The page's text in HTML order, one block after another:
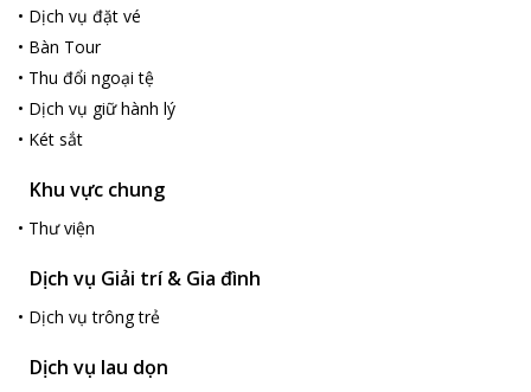
• Dịch vụ đặt vé
• Bàn Tour
• Thu đổi ngoại tệ
• Dịch vụ giữ hành lý
• Két sắt
Khu vực chung
• Thư viện
Dịch vụ Giải trí & Gia đình
• Dịch vụ trông trẻ
Dịch vụ lau dọn